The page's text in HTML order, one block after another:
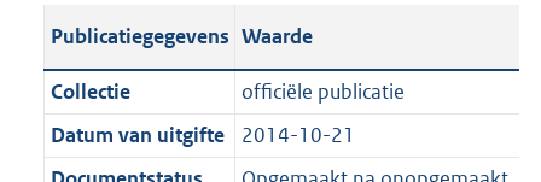
a
i
e
i
e
3
K
c
t
i
e
t
:
K
i
a
t
i
t
e
5
l
c
a
t
o
t
:
a
n
d
s
g
a
n
d
s
Publicatiegegevens Waarde
Collectie
officiële publicatie
Datum van uitgifte
2014-10-21